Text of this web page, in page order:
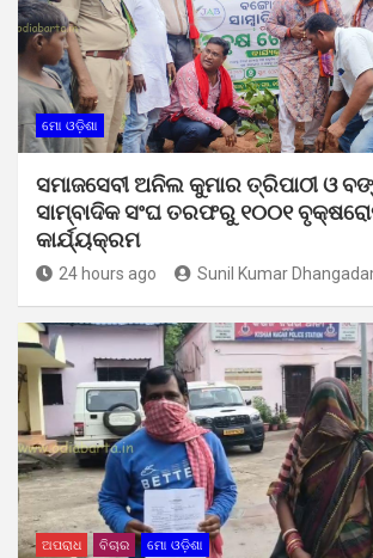
ମୋ ଓଡ଼ିଶା
ସମାଜସେବୀ ଅନିଲ କୁମାର ତ୍ରିପାଠୀ ଓ
ସାମ୍ବାଦିକ ସଂଘ ତରଫରୁ ୧୦୦୧
କାର୍ଯ୍ୟକ୍ରମ
24 hours ago Sunil Kumar
ଅପରାଧ ବିଚାର ମୋ ଓଡ଼ିଶା